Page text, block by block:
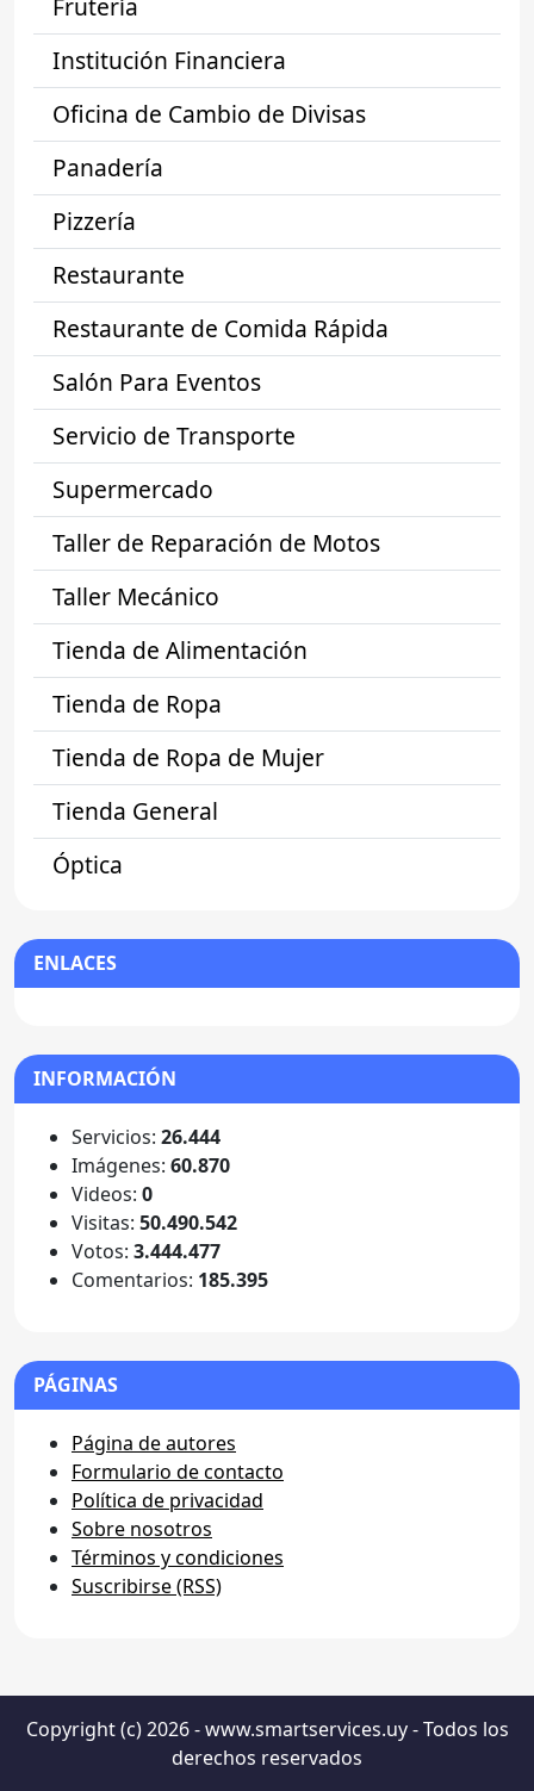
Frutería
Institución Financiera
Oficina de Cambio de Divisas
Panadería
Pizzería
Restaurante
Restaurante de Comida Rápida
Salón Para Eventos
Servicio de Transporte
Supermercado
Taller de Reparación de Motos
Taller Mecánico
Tienda de Alimentación
Tienda de Ropa
Tienda de Ropa de Mujer
Tienda General
Óptica
ENLACES
INFORMACIÓN
Servicios: 26.444
Imágenes: 60.870
Videos: 0
Visitas: 50.490.542
Votos: 3.444.477
Comentarios: 185.395
PÁGINAS
Página de autores
Formulario de contacto
Política de privacidad
Sobre nosotros
Términos y condiciones
Suscribirse (RSS)
Copyright (c) 2026 - www.smartservices.uy - Todos los
derechos reservados